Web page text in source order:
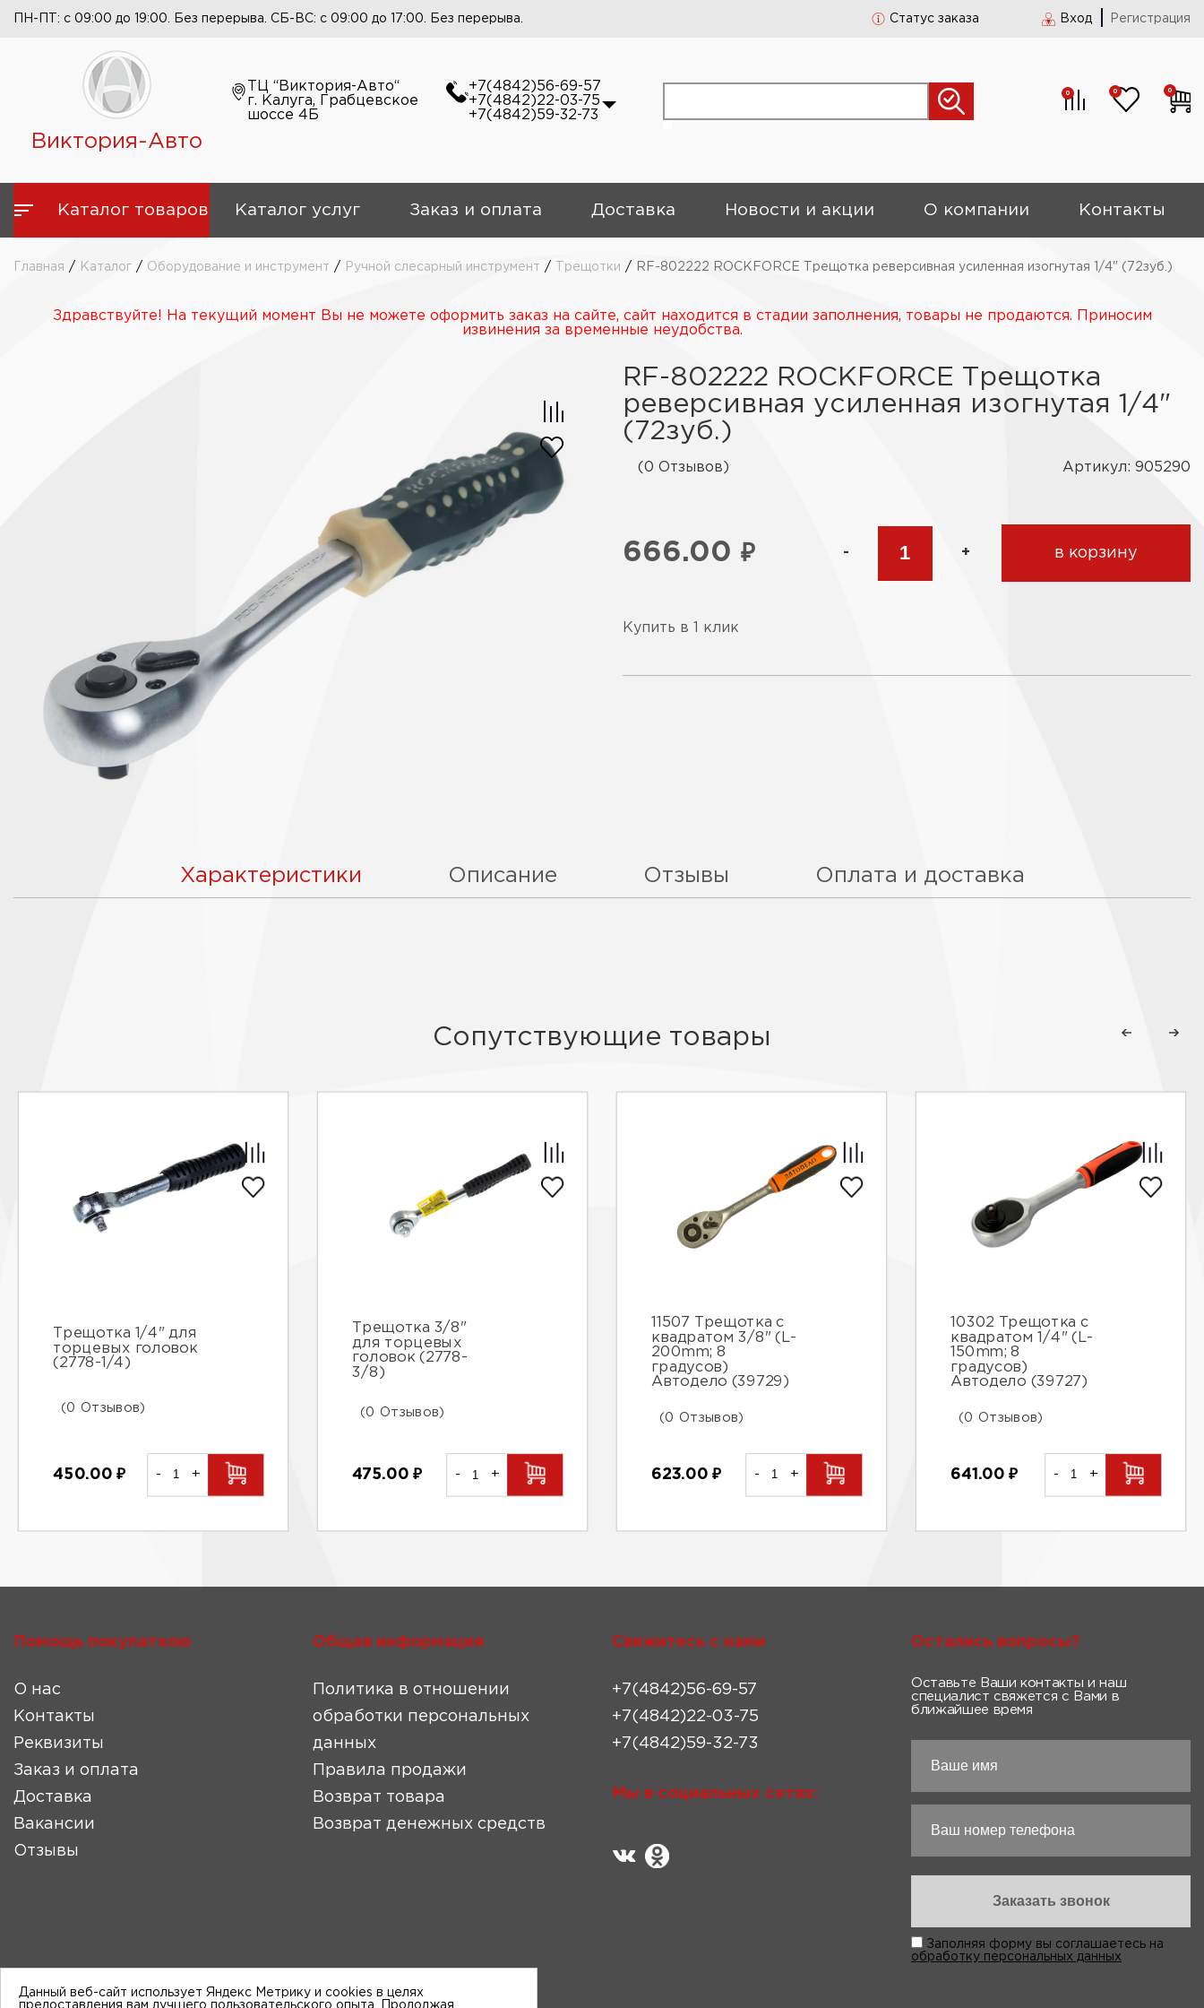
ПН-ПТ: с 09:00 до 19:00. Без перерыва. СБ-ВС: с 09:00 до 17:00. Без перерыва. Статус заказа Вход Регистрация
Виктория-Авто
ТЦ “Виктория-Авто“
г. Калуга, Грабцевское
шоссе 4Б
+7(4842)56-69-57
+7(4842)22-03-75
+7(4842)59-32-73
0 0 0
Каталог товаров Каталог услуг Заказ и оплата Доставка Новости и акции О компании Контакты
Главная / Каталог / Оборудование и инструмент / Ручной слесарный инструмент / Трещотки / RF-802222 ROCKFORCE Трещотка реверсивная усиленная изогнутая 1/4" (72зуб.)
Здравствуйте! На текущий момент Вы не можете оформить заказ на сайте, сайт находится в стадии заполнения, товары не продаются. Приносим
извинения за временные неудобства.
RF-802222 ROCKFORCE Трещотка
реверсивная усиленная изогнутая 1/4"
(72зуб.)
(0 Отзывов) Артикул: 905290
666.00 ₽ - + в корзину
Купить в 1 клик
Характеристики Описание Отзывы Оплата и доставка
Сопутствующие товары
Трещотка 1/4" для
торцевых головок
(2778-1/4)
(0 Отзывов)
450.00₽ - +
Трещотка 3/8"
для торцевых
головок (2778-
3/8)
(0 Отзывов)
475.00₽ - +
11507 Трещотка с
квадратом 3/8" (L-
200mm; 8
градусов)
Автодело (39729)
(0 Отзывов)
623.00₽ - +
10302 Трещотка с
квадратом 1/4" (L-
150mm; 8
градусов)
Автодело (39727)
(0 Отзывов)
641.00₽ - +
Помощь покупателю
О нас
Контакты
Реквизиты
Заказ и оплата
Доставка
Вакансии
Отзывы
Общая информация
Политика в отношении
обработки персональных
данных
Правила продажи
Возврат товара
Возврат денежных средств
Свяжитесь с нами
+7(4842)56-69-57
+7(4842)22-03-75
+7(4842)59-32-73
Мы в социальных сетях:
Остались вопросы?
Оставьте Ваши контакты и наш
специалист свяжется с Вами в
ближайшее время
Заполняя форму вы соглашаетесь на
обработку персональных данных
Данный веб-сайт использует Яндекс Метрику и cookies в целях
предоставления вам лучшего пользовательского опыта. Продолжая